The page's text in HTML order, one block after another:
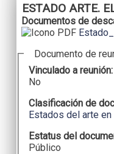
ESTADO ARTE.
Documentos de
Documento de
Vinculado a reunión:
No
Clasificación de
Estados del arte en
Estatus del
Público